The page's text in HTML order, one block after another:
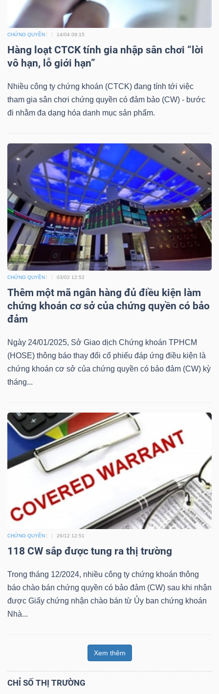
CHỨNG QUYỀN 14/04 09:15
Hàng loạt CTCK tính gia nhập sân chơi “lời
vô hạn, lỗ giới hạn”
Nhiều công ty chứng khoán (CTCK) đang tính tới việc
tham gia sân chơi chứng quyền có đảm bảo (CW) - bước
đi nhằm đa dạng hóa danh mục sản phẩm.
CHỨNG QUYỀN 03/02 12:52
Thêm một mã ngân hàng đủ điều kiện làm
chứng khoán cơ sở của chứng quyền có bảo
đảm
Ngày 24/01/2025, Sở Giao dịch Chứng khoán TPHCM
(HOSE) thông báo thay đổi cổ phiếu đáp ứng điều kiện là
chứng khoán cơ sở của chứng quyền có bảo đảm (CW) kỳ
tháng...
CHỨNG QUYỀN 26/12 12:51
118 CW sắp được tung ra thị trường
Trong tháng 12/2024, nhiều công ty chứng khoán thông
báo chào bán chứng quyền có bảo đảm (CW) sau khi nhận
được Giấy chứng nhận chào bán từ Ủy ban chứng khoán
Nhà...
Xem thêm
CHỈ SỐ THỊ TRƯỜNG
NGHỆ
THÔNG
TIN
DỊCH
VỤ
TIỆN
ÍCH
BẤT
ĐỘNG
SẢN
Mã
khoán
(-)
Tất cả
Lãnh
đạo
(-)
Tất cả Người nội bộ Người liên quan Cổ đông lớn
tức
(-)
Bài
của
tác
giả
(-)
phân
tích